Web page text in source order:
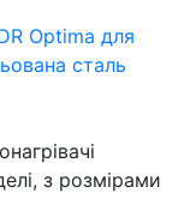
Optima для
сталь
з розмірами